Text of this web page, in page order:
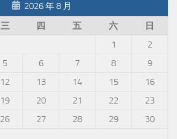
2026 年 8 月
三 四 五 六
日
1
2
5 6 7 8
9
12 13 14 15
16
19 20 21 22
23
26 27 28 29
30